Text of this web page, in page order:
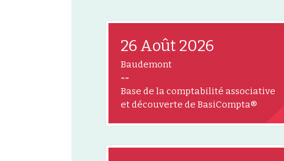
26 Août 2026
Baudemont
--
Base de la comptabilité associative
et découverte de BasiCompta®